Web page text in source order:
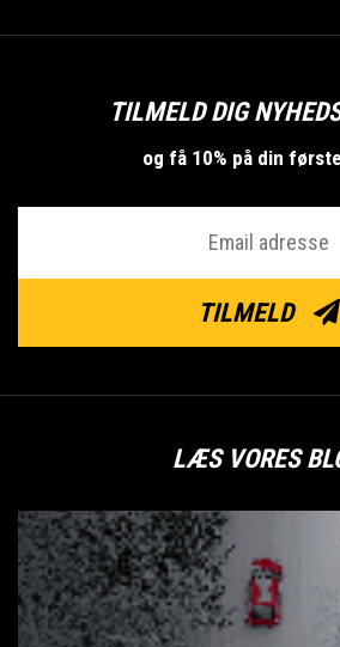
TILMELD DIG
og få 10% på din
TILMELD
LÆS VORES